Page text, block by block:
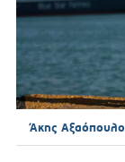
Άκης